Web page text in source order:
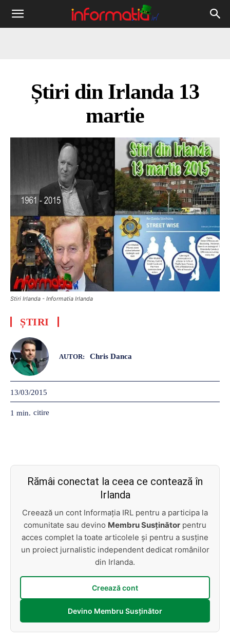
Informația
Știri din Irlanda 13
martie
Stiri Irlanda - Informatia Irlanda
ȘTIRI
AUTOR: Chris Danca
13/03/2015
1 min. citire
Rămâi conectat la ceea ce contează în
Irlanda
Creează un cont Informația IRL pentru a participa la
comunitate sau devino Membru Susținător pentru
acces complet la toate articolele și pentru a susține
un proiect jurnalistic independent dedicat românilor
din Irlanda.
Creează cont
Devino Membru Susținător